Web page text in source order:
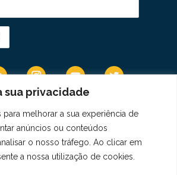
sua privacidade
melhorar a sua experiência de
anúncios ou conteúdos
o nosso tráfego. Ao clicar em
a nossa utilização de cookies.
são tratados de acordo
95/46/CE do Regulamento
Proteção de Dados.
Real Colégio de Portugal.